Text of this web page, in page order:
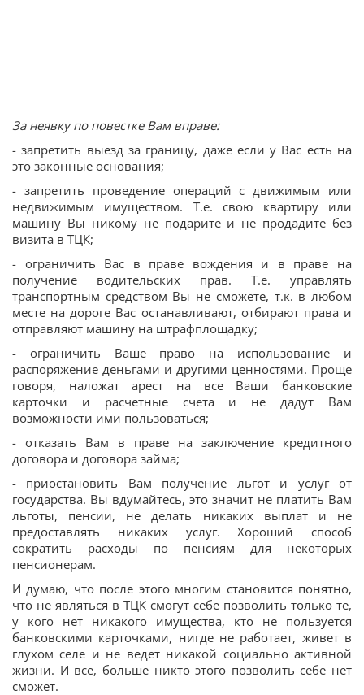
За неявку по повестке Вам вправе:
- запретить выезд за границу, даже если у Вас есть на
это законные основания;
- запретить проведение операций с движимым или
недвижимым имуществом. Т.е. свою квартиру или
машину Вы никому не подарите и не продадите без
визита в ТЦК;
- ограничить Вас в праве вождения и в праве на
получение водительских прав. Т.е. управлять
транспортным средством Вы не сможете, т.к. в любом
месте на дороге Вас останавливают, отбирают права и
отправляют машину на штрафплощадку;
- ограничить Ваше право на использование и
распоряжение деньгами и другими ценностями. Проще
говоря, наложат арест на все Ваши банковские
карточки и расчетные счета и не дадут Вам
возможности ими пользоваться;
- отказать Вам в праве на заключение кредитного
договора и договора займа;
- приостановить Вам получение льгот и услуг от
государства. Вы вдумайтесь, это значит не платить Вам
льготы, пенсии, не делать никаких выплат и не
предоставлять никаких услуг. Хороший способ
сократить расходы по пенсиям для некоторых
пенсионерам.
И думаю, что после этого многим становится понятно,
что не являться в ТЦК смогут себе позволить только те,
у кого нет никакого имущества, кто не пользуется
банковскими карточками, нигде не работает, живет в
глухом селе и не ведет никакой социально активной
жизни. И все, больше никто этого позволить себе нет
сможет.